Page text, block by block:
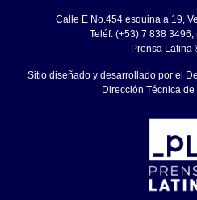
Calle E No.454 esquina a 19,
Teléf: (+53) 7 838
Prensa Latina
Sitio diseñado y desarrollado por el
Dirección Técnica de